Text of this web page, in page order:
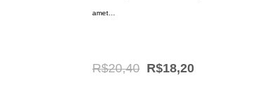
amet…
R$20,40 Original
R$18,20Current